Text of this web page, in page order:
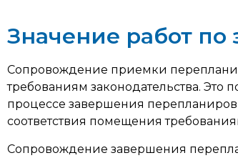
Значение работ
Сопровождение приемки
требованиям законодательства. Это
процессе завершения
соответствия помещения
Сопровождение завершения